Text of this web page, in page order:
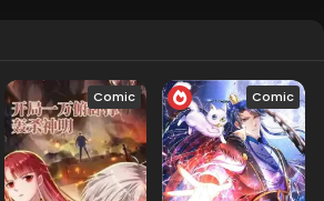
Ağustos 31, 2025
of Herding Gods 45.Bölüm izle
- Ağustos 25, 2025
Comic Comic